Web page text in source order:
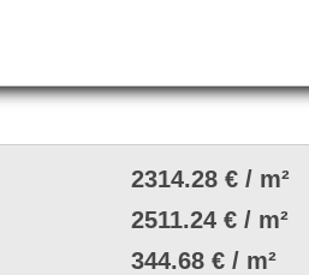
2314.28 € / m²
2511.24 € / m²
344.68 € / m²